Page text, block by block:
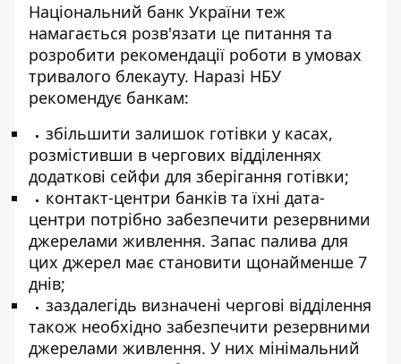
Національний банк України теж
намагається розв'язати це питання та
розробити рекомендації роботи в умовах
тривалого блекауту. Наразі НБУ
рекомендує банкам:
збільшити залишок готівки у касах,
розмістивши в чергових відділеннях
додаткові сейфи для зберігання готівки;
контакт-центри банків та їхні дата-
центри потрібно забезпечити резервними
джерелами живлення. Запас палива для
цих джерел має становити щонайменше 7
днів;
заздалегідь визначені чергові відділення
також необхідно забезпечити резервними
джерелами живлення. У них мінімальний